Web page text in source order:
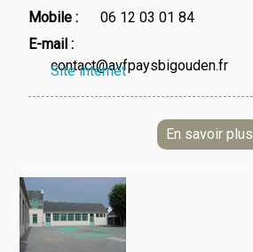
Mobile
06 12 03 01 84
E-mail
contact@avfpaysbigouden.fr
Site internet